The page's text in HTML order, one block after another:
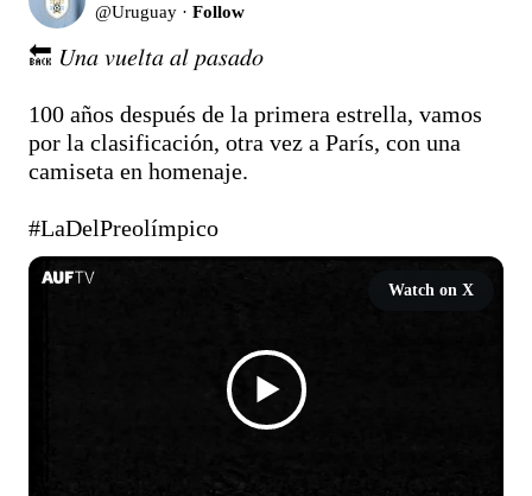
@Uruguay · Follow
🔙 𝑈𝑛𝑎 𝑣𝑢𝑒𝑙𝑡𝑎 𝑎𝑙 𝑝𝑎𝑠𝑎𝑑𝑜
100 años después de la primera estrella, vamos
por la clasificación, otra vez a París, con una
camiseta en homenaje.
#LaDelPreolímpico
Watch on X